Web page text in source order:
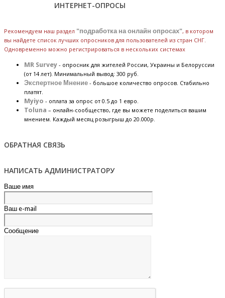
ИНТЕРНЕТ-ОПРОСЫ
Рекомендуем наш раздел "подработка на онлайн опросах", в котором
вы найдете список лучших опросников для пользователей из стран СНГ.
Одновременно можно регистрироваться в нескольких системах
MR Survey - опросник для жителей России, Украины и Белоруссии
(от 14 лет). Минимальный вывод: 300 руб.
Экспертное Мнение - большое количество опросов. Стабильно
платят.
Myiyo - оплата за опрос от 0.5 до 1 евро.
Toluna – онлайн-сообщество, где вы можете поделиться вашим
мнением. Каждый месяц розыгрыш до 20.000р.
ОБРАТНАЯ СВЯЗЬ
НАПИСАТЬ АДМИНИСТРАТОРУ
Ваше имя
Ваш e-mail
Сообщение